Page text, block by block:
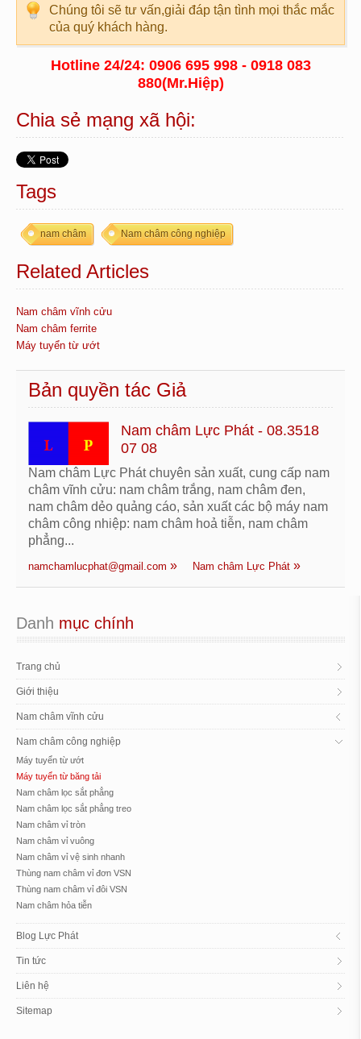
Chúng tôi sẽ tư vấn,giải đáp tận tình mọi thắc mắc
của quý khách hàng.
Hotline 24/24: 0906 695 998 - 0918 083
880(Mr.Hiệp)
Chia sẻ mạng xã hội:
Tags
nam châm Nam châm công nghiệp
Related Articles
Nam châm vĩnh cửu
Nam châm ferrite
Máy tuyển từ ướt
Bản quyền tác Giả
Nam châm Lực Phát - 08.3518
07 08
Nam châm Lực Phát chuyên sản xuất, cung cấp nam
châm vĩnh cửu: nam châm trắng, nam châm đen,
nam châm dẻo quảng cáo, sản xuất các bộ máy nam
châm công nhiệp: nam châm hoả tiễn, nam châm
phẳng...
namchamlucphat@gmail.com Nam châm Lực Phát
Danh mục chính
Trang chủ
Giới thiệu
Nam châm vĩnh cửu
Nam châm công nghiệp
Máy tuyển từ ướt
Máy tuyển từ băng tải
Nam châm lọc sắt phẳng
Nam châm lọc sắt phẳng treo
Nam châm vỉ tròn
Nam châm vỉ vuông
Nam châm vỉ vệ sinh nhanh
Thùng nam châm vỉ đơn VSN
Thùng nam châm vỉ đôi VSN
Nam châm hỏa tiễn
Blog Lực Phát
Tin tức
Liên hệ
Sitemap